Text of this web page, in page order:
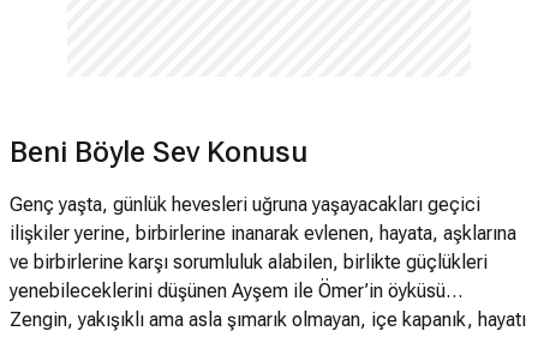
Beni Böyle Sev Konusu
Genç yaşta, günlük hevesleri uğruna yaşayacakları geçici
ilişkiler yerine, birbirlerine inanarak evlenen, hayata, aşklarına
ve birbirlerine karşı sorumluluk alabilen, birlikte güçlükleri
yenebileceklerini düşünen Ayşem ile Ömer’in öyküsü…
Zengin, yakışıklı ama asla şımarık olmayan, içe kapanık, hayatı